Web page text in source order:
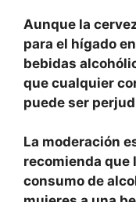
Aunque la
para el hígado
bebidas
que cualquier
puede ser
La moderación
recomienda que
consumo de